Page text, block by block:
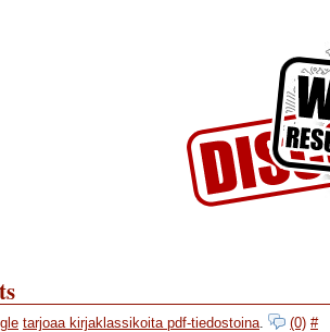
tarjoaa kirjaklassikoita pdf-tiedostoina (0) #